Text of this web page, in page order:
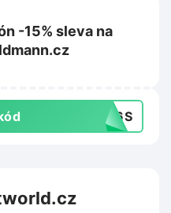
-15% sleva na
DW6S